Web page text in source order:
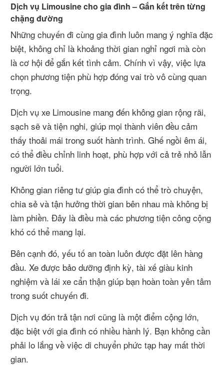
Dịch vụ Limousine cho gia đình – Gắn kết trên từng
chặng đường
Những chuyến đi cùng gia đình luôn mang ý nghĩa đặc
biệt, không chỉ là khoảng thời gian nghỉ ngơi mà còn
là cơ hội để gắn kết tình cảm. Chính vì vậy, việc lựa
chọn phương tiện phù hợp đóng vai trò vô cùng quan
trọng.
Dịch vụ xe Limousine mang đến không gian rộng rãi,
sạch sẽ và tiện nghi, giúp mọi thành viên đều cảm
thấy thoải mái trong suốt hành trình. Ghế ngồi êm ái,
có thể điều chỉnh linh hoạt, phù hợp với cả trẻ nhỏ lẫn
người lớn tuổi.
Không gian riêng tư giúp gia đình có thể trò chuyện,
chia sẻ và tận hưởng thời gian bên nhau mà không bị
làm phiền. Đây là điều mà các phương tiện công cộng
khó có thể mang lại.
Bên cạnh đó, yếu tố an toàn luôn được đặt lên hàng
đầu. Xe được bảo dưỡng định kỳ, tài xế giàu kinh
nghiệm và lái xe cẩn thận giúp bạn hoàn toàn yên tâm
trong suốt chuyến đi.
Dịch vụ đón trả tận nơi cũng là một điểm cộng lớn,
đặc biệt với gia đình có nhiều hành lý. Bạn không cần
phải lo lắng về việc di chuyển phức tạp hay mất thời
gian.